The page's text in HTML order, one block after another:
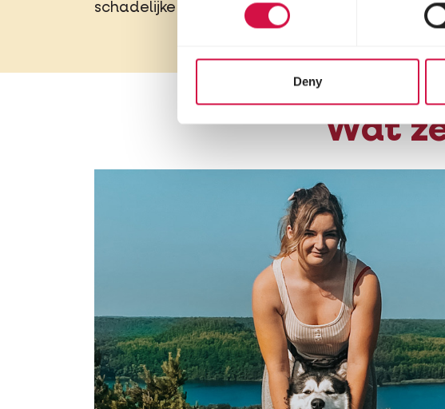
Deny
schadelijke bacteriën) om de darmflora te
Wat
Koda & Athina
“Na lang sukkelen met
we eindelijk op het goeie
Prime! Bovendien heeft